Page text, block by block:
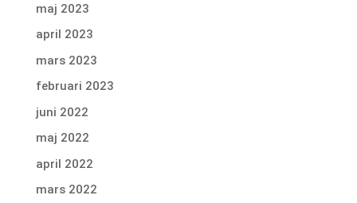
maj 2023
april 2023
mars 2023
februari 2023
juni 2022
maj 2022
april 2022
mars 2022